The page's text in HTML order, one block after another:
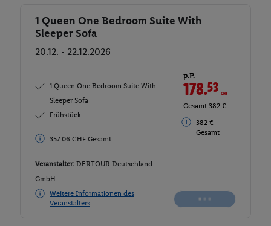
Buchen
1 Queen One Bedroom Suite With
Sleeper Sofa
20.12. - 22.12.2026
1 Queen One Bedroom Suite With
Sleeper Sofa
Frühstück
383 € Gesamt
p.P.
179CHF
Gesamt 357.99
383 €
Veranstalter: DERTOUR Deutschland
GmbH
Weitere Informationen des
Veranstalters
Buchen